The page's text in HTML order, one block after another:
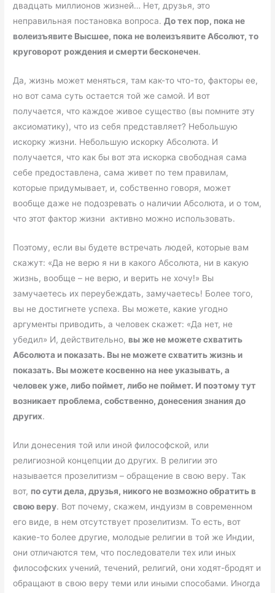
двадцать миллионов жизней… Нет, друзья, это
неправильная постановка вопроса.До тех пор, пока не
волеизъявите Высшее, пока не волеизъявите Абсолют, то
круговорот рождения и смерти бесконечен.
Да, жизнь может меняться, там как-то что-то, факторы ее,
но вот сама суть остается той же самой. И вот
получается, что каждое живое существо (вы помните эту
аксиоматику), что из себя представляет? Небольшую
искорку жизни. Небольшую искорку Абсолюта. И
получается, что как бы вот эта искорка свободная сама
себе предоставлена, сама живет по тем правилам,
которые придумывает, и, собственно говоря, может
вообще даже не подозревать о наличии Абсолюта, и о том,
что этот фактор жизни активно можно использовать.
Поэтому, если вы будете встречать людей, которые вам
скажут: «Да не верю я ни в какого Абсолюта, ни в какую
жизнь, вообще – не верю, и верить не хочу!» Вы
замучаетесь их переубеждать, замучаетесь! Более того,
вы не достигнете успеха. Вы можете, какие угодно
аргументы приводить, а человек скажет: «Да нет, не
убедил» И, действительно, вы же не можете схватить
Абсолюта и показать. Вы не можете схватить жизнь и
показать. Вы можете косвенно на нее указывать, а
человек уже, либо поймет, либо не поймет. И поэтому тут
возникает проблема, собственно, донесения знания до
других.
Или донесения той или иной философской, или
религиозной концепции до других. В религии это
называется прозелитизм – обращение в свою веру. Так
вот, по сути дела, друзья, никого не возможно обратить в
свою веру. Вот почему, скажем, индуизм в современном
его виде, в нем отсутствует прозелитизм. То есть, вот
какие-то более другие, молодые религии в той же Индии,
они отличаются тем, что последователи тех или иных
философских учений, течений, религий, они ходят-бродят и
обращают в свою веру теми или иными способами. Иногда